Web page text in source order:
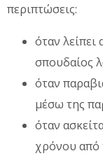
περιπτώσεις:
όταν
σπουδαίος
όταν
μέσω της
όταν
χρόνου από